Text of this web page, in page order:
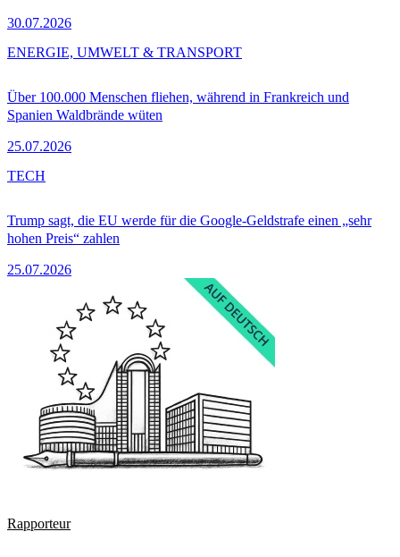
30.07.2026
Über 100.000 Menschen fliehen, während in Frankreich und
Spanien Waldbrände wüten
25.07.2026
ENERGIE, UMWELT & TRANSPORT
Trump sagt, die EU werde für die Google-Geldstrafe einen „sehr
hohen Preis“ zahlen
25.07.2026
TECH
Rapporteur